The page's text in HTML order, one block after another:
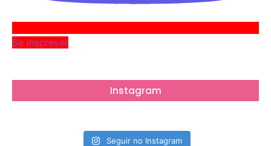
Se inscrever
Instagram
Seguir no Instagram